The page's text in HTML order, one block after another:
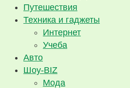
Путешествия
Техника и гаджеты
Интернет
Учеба
Авто
Шоу-BIZ
Мода